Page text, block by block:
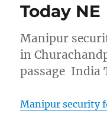
Today NE
Manipur
in
passage India
Manipur security